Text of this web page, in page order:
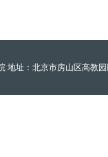
地址：北京市房山区高教园